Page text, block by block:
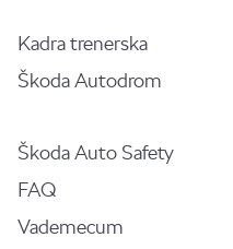
Kadra trenerska
Škoda Autodrom
Škoda Auto Safety
FAQ
Vademecum